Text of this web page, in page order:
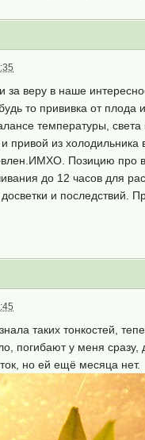
веру в наше
то прививка от
температуры,
привой из
Позицию про
до 12 часов для
и последствий.
таких тонкостей,
погибают у меня
но ей ещё месяца нет.